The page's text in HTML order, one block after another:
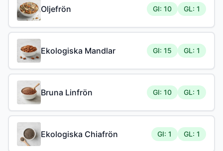
Oljefrön GI: 10 GL: 1
Ekologiska Mandlar GI: 15 GL: 1
Bruna Linfrön GI: 10 GL: 1
Ekologiska Chiafrön GI: 1 GL: 1